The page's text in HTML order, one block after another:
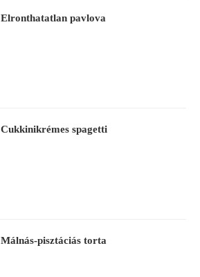
Elronthatatlan pavlova
Cukkinikrémes spagetti
Málnás-pisztáciás torta